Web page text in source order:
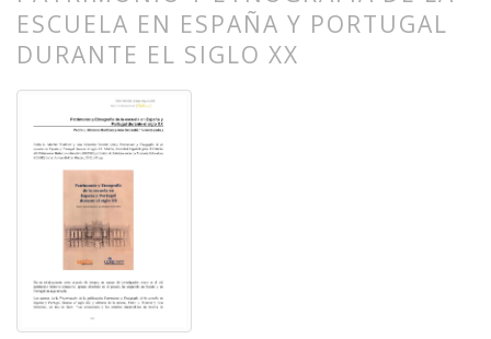
ESCUELA EN ESPAÑA Y PORTUGAL
DURANTE EL SIGLO XX